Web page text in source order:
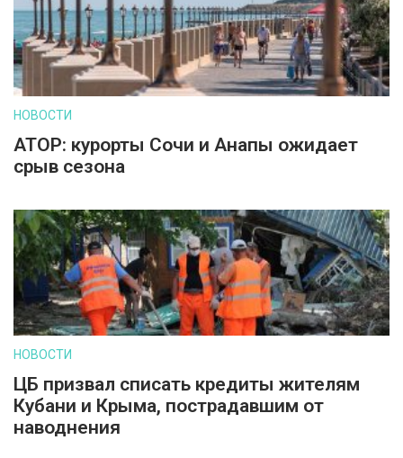
НОВОСТИ
АТОР: курорты Сочи и Анапы ожидает
срыв сезона
НОВОСТИ
ЦБ призвал списать кредиты жителям
Кубани и Крыма, пострадавшим от
наводнения